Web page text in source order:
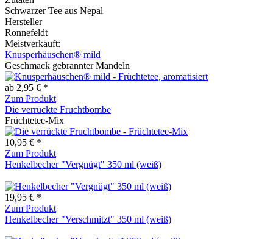
Schwarzer Tee aus Nepal
Hersteller
Ronnefeldt
Meistverkauft:
Knusperhäuschen® mild
Geschmack gebrannter Mandeln
ab 2,95 € *
Zum Produkt
Die verrückte Fruchtbombe
Früchtetee-Mix
10,95 € *
Zum Produkt
Henkelbecher "Vergnügt" 350 ml (weiß)
19,95 € *
Zum Produkt
Henkelbecher "Verschmitzt" 350 ml (weiß)